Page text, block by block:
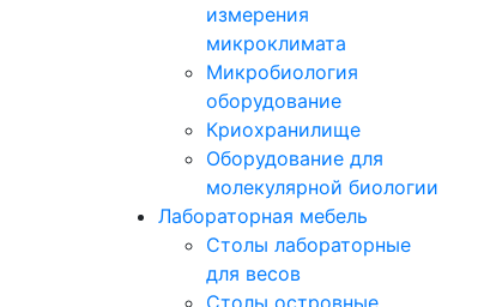
измерения
микроклимата
Микробиология
оборудование
Криохранилище
Оборудование для
молекулярной биологии
Лабораторная мебель
Столы лабораторные
для весов
Столы островные